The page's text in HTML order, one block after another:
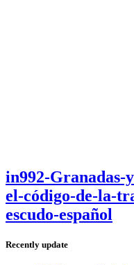
in992-Granadas-
el-código-de-la-
escudo-español
Recently update